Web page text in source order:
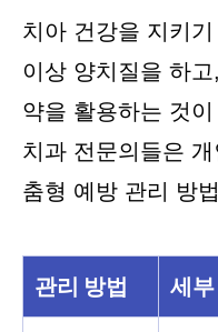
치아 건강을 지키
이상 양치질을 하
약을 활용하는 것
치과 전문의들은
춤형 예방 관리 방
관리 방법 세